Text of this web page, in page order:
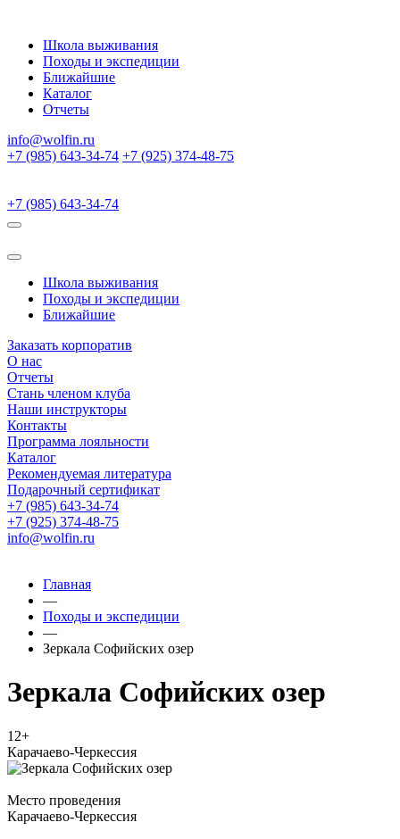
Школа выживания
Походы и экспедиции
Ближайшие
Каталог
Отчеты
info@wolfin.ru
+7 (985) 643-34-74 +7 (925) 374-48-75
+7 (985) 643-34-74
Школа выживания
Походы и экспедиции
Ближайшие
Заказать корпоратив
О нас
Отчеты
Стань членом клуба
Наши инструкторы
Контакты
Программа лояльности
Каталог
Рекомендуемая литература
Подарочный сертификат
+7 (985) 643-34-74
+7 (925) 374-48-75
info@wolfin.ru
Главная
—
Походы и экспедиции
—
Зеркала Софийских озер
Зеркала Софийских озер
12+
Карачаево-Черкессия
Место проведения
Карачаево-Черкессия